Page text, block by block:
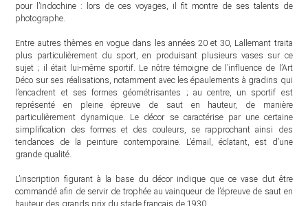
pour l’Indochine : lors de ces voyages, il fit montre de ses talents de
photographe.
Entre autres thèmes en vogue dans les années 20 et 30, Lallemant traita
plus particulièrement du sport, en produisant plusieurs vases sur ce
sujet ; il était lui-même sportif. Le nôtre témoigne de l’influence de l’Art
Déco sur ses réalisations, notamment avec les épaulements à gradins qui
l’encadrent et ses formes géométrisantes ; au centre, un sportif est
représenté en pleine épreuve de saut en hauteur, de manière
particulièrement dynamique. Le décor se caractérise par une certaine
simplification des formes et des couleurs, se rapprochant ainsi des
tendances de la peinture contemporaine. L’émail, éclatant, est d’une
grande qualité.
L’inscription figurant à la base du décor indique que ce vase dut être
commandé afin de servir de trophée au vainqueur de l’épreuve de saut en
hauteur des grands prix du stade français de 1930.